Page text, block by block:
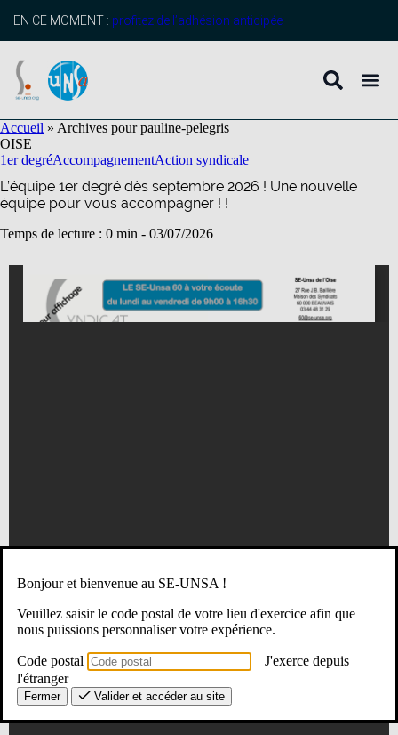
principal
EN CE MOMENT : profitez de l’adhésion anticipée
Accueil » Archives pour pauline-pelegris
OISE
1er degréAccompagnementAction syndicale
L’équipe 1er degré dès septembre 2026 ! Une nouvelle
équipe pour vous accompagner ! !
Temps de lecture : 0 min - 03/07/2026
Bonjour et bienvenue au SE-UNSA !
Veuillez saisir le code postal de votre lieu d'exercice afin que
nous puissions personnaliser votre expérience.
Code postal
J'exerce depuis
l'étranger
Fermer Valider et accéder au site